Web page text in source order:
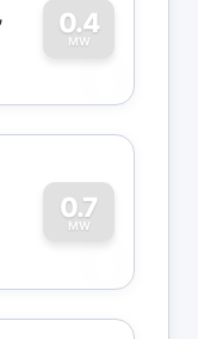
0.4
MW
0
0.7
MW
0